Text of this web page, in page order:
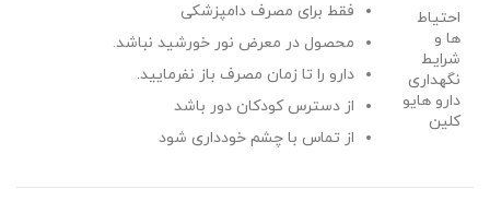
احتیاط
ها و
شرایط
نگهداری
دارو هایو
کلین
فقط برای مصرف دامپزشکی
محصول در معرض نور خورشید نباشد.
دارو را تا زمان مصرف باز نفرمایید.
از دسترس کودکان دور باشد
از تماس با چشم خودداری شود